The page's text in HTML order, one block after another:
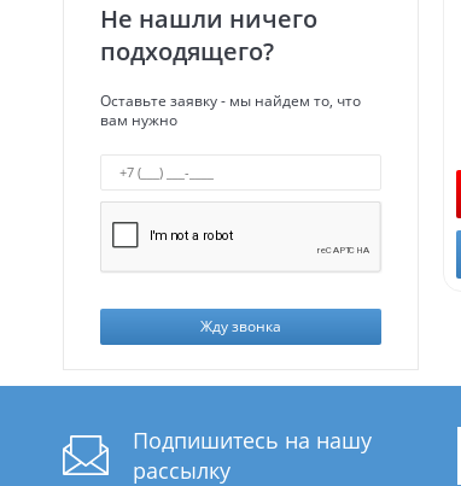
Не нашли ничего
подходящего?
Оставьте заявку - мы найдем то, что
вам нужно
Жду звонка
Подпишитесь на нашу
рассылку